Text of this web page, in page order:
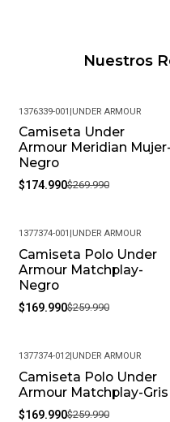
Nuestros
-35%
1376339-001 |UNDER ARMOUR
Camiseta Under
Armour Meridian Mujer-
Negro
$174.990$269.990
-35%
1377374-001 UNDER ARMOUR
Camiseta Polo Under
Armour Matchplay-
Negro
$169.990$259.990
-35%
1377374-012| UNDER ARMOUR
Camiseta Polo Under
Armour Matchplay-Gris
$169.990$259.990